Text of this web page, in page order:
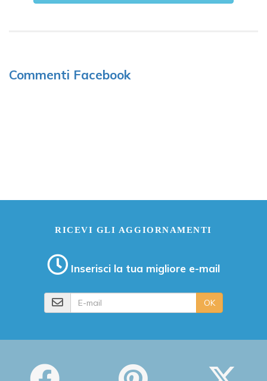
Commenti Facebook
RICEVI GLI AGGIORNAMENTI
Inserisci la tua migliore e-mail
OK